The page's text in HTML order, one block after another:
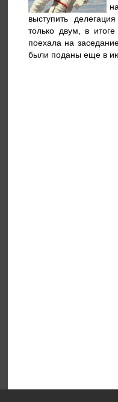
выступить
только двум, в
поехала на
были поданы еще в